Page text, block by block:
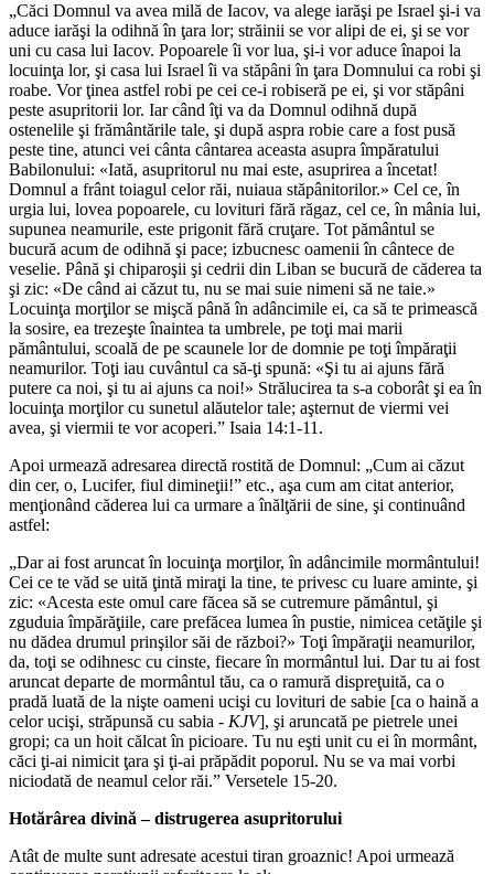
„Căci Domnul va avea milă de Iacov, va alege iarăşi pe Israel şi-i va
aduce iarăşi la odihnă în ţara lor; străinii se vor alipi de ei, şi se vor
uni cu casa lui Iacov. Popoarele îi vor lua, şi-i vor aduce înapoi la
locuinţa lor, şi casa lui Israel îi va stăpâni în ţara Domnului ca robi şi
roabe. Vor ţinea astfel robi pe cei ce-i robiseră pe ei, şi vor stăpâni
peste asupritorii lor. Iar când îţi va da Domnul odihnă după
ostenelile şi frământările tale, şi după aspra robie care a fost pusă
peste tine, atunci vei cânta cântarea aceasta asupra împăratului
Babilonului: «Iată, asupritorul nu mai este, asuprirea a încetat!
Domnul a frânt toiagul celor răi, nuiaua stăpânitorilor.» Cel ce, în
urgia lui, lovea popoarele, cu lovituri fără răgaz, cel ce, în mânia lui,
supunea neamurile, este prigonit fără cruţare. Tot pământul se
bucură acum de odihnă şi pace; izbucnesc oamenii în cântece de
veselie. Până şi chiparoşii şi cedrii din Liban se bucură de căderea ta
şi zic: «De când ai căzut tu, nu se mai suie nimeni să ne taie.»
Locuinţa morţilor se mişcă până în adâncimile ei, ca să te primească
la sosire, ea trezeşte înaintea ta umbrele, pe toţi mai marii
pământului, scoală de pe scaunele lor de domnie pe toţi împăraţii
neamurilor. Toţi iau cuvântul ca să-ţi spună: «Şi tu ai ajuns fără
putere ca noi, şi tu ai ajuns ca noi!» Strălucirea ta s-a coborât şi ea în
locuinţa morţilor cu sunetul alăutelor tale; aşternut de viermi vei
avea, şi viermii te vor acoperi.” Isaia 14:1-11.
Apoi urmează adresarea directă rostită de Domnul: „Cum ai căzut
din cer, o, Lucifer, fiul dimineţii!” etc., aşa cum am citat anterior,
menţionând căderea lui ca urmare a înălţării de sine, şi continuând
astfel:
„Dar ai fost aruncat în locuinţa morţilor, în adâncimile mormântului!
Cei ce te văd se uită ţintă miraţi la tine, te privesc cu luare aminte, şi
zic: «Acesta este omul care făcea să se cutremure pământul, şi
zguduia împărăţiile, care prefăcea lumea în pustie, nimicea cetăţile şi
nu dădea drumul prinşilor săi de război?» Toţi împăraţii neamurilor,
da, toţi se odihnesc cu cinste, fiecare în mormântul lui. Dar tu ai fost
aruncat departe de mormântul tău, ca o ramură dispreţuită, ca o
pradă luată de la nişte oameni ucişi cu lovituri de sabie [ca o haină a
celor ucişi, străpunsă cu sabia - KJV], şi aruncată pe pietrele unei
gropi; ca un hoit călcat în picioare. Tu nu eşti unit cu ei în mormânt,
căci ţi-ai nimicit ţara şi ţi-ai prăpădit poporul. Nu se va mai vorbi
niciodată de neamul celor răi.” Versetele 15-20.
Hotărârea divină – distrugerea asupritorului
Atât de multe sunt adresate acestui tiran groaznic! Apoi urmează